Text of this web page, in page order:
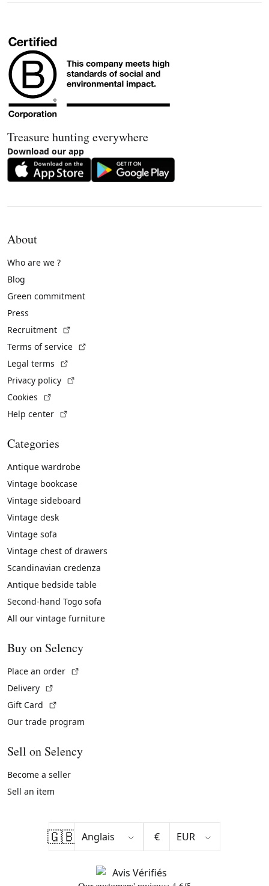
Treasure hunting everywhere
Download our app
About
Who are we ?
Blog
Green commitment
Press
Recruitment
Terms of service
Legal terms
Privacy policy
Cookies
Help center
Categories
Antique wardrobe
Vintage bookcase
Vintage sideboard
Vintage desk
Vintage sofa
Vintage chest of drawers
Scandinavian credenza
Antique bedside table
Second-hand Togo sofa
All our vintage furniture
Buy on Selency
Place an order
Delivery
Gift Card
Our trade program
Sell on Selency
Become a seller
Sell an item
🇬🇧 €